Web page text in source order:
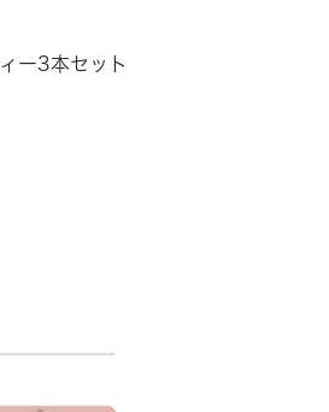
ー3本セット